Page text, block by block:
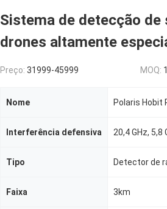
Sistema de detecção de
drones altamente
Preço: 31999-45999 MOQ: 1
Nome Polaris Hobit
Interferência defensiva 20,4 GHz, 5,8
Tipo Detector de
Faixa 3km